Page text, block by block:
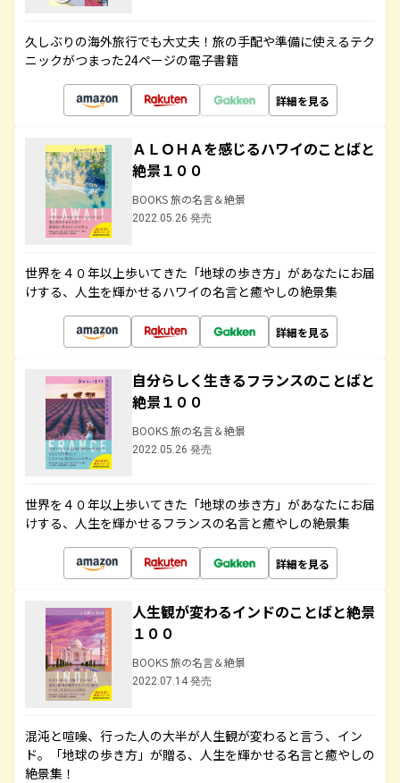
久しぶりの海外旅行でも大丈夫！旅の手配や準備に使えるテク
ニックがつまった24ページの電子書籍
詳細を見る
ＡＬＯＨＡを感じるハワイのことばと
絶景１００
BOOKS 旅の名言＆絶景
2022.05.26 発売
世界を４０年以上歩いてきた「地球の歩き方」があなたにお届
けする、人生を輝かせるハワイの名言と癒やしの絶景集
詳細を見る
自分らしく生きるフランスのことばと
絶景１００
BOOKS 旅の名言＆絶景
2022.05.26 発売
世界を４０年以上歩いてきた「地球の歩き方」があなたにお届
けする、人生を輝かせるフランスの名言と癒やしの絶景集
詳細を見る
人生観が変わるインドのことばと絶景
１００
BOOKS 旅の名言＆絶景
2022.07.14 発売
混沌と喧噪、行った人の大半が人生観が変わると言う、イン
ド。「地球の歩き方」が贈る、人生を輝かせる名言と癒やしの
絶景集！